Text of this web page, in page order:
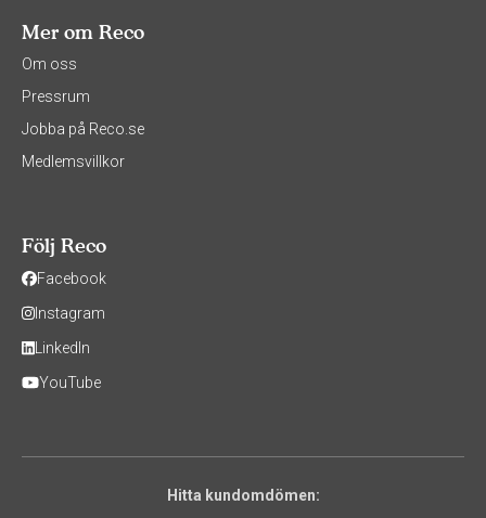
Mer om Reco
Om oss
Pressrum
Jobba på Reco.se
Medlemsvillkor
Följ Reco
Facebook
Instagram
LinkedIn
YouTube
Hitta kundomdömen: